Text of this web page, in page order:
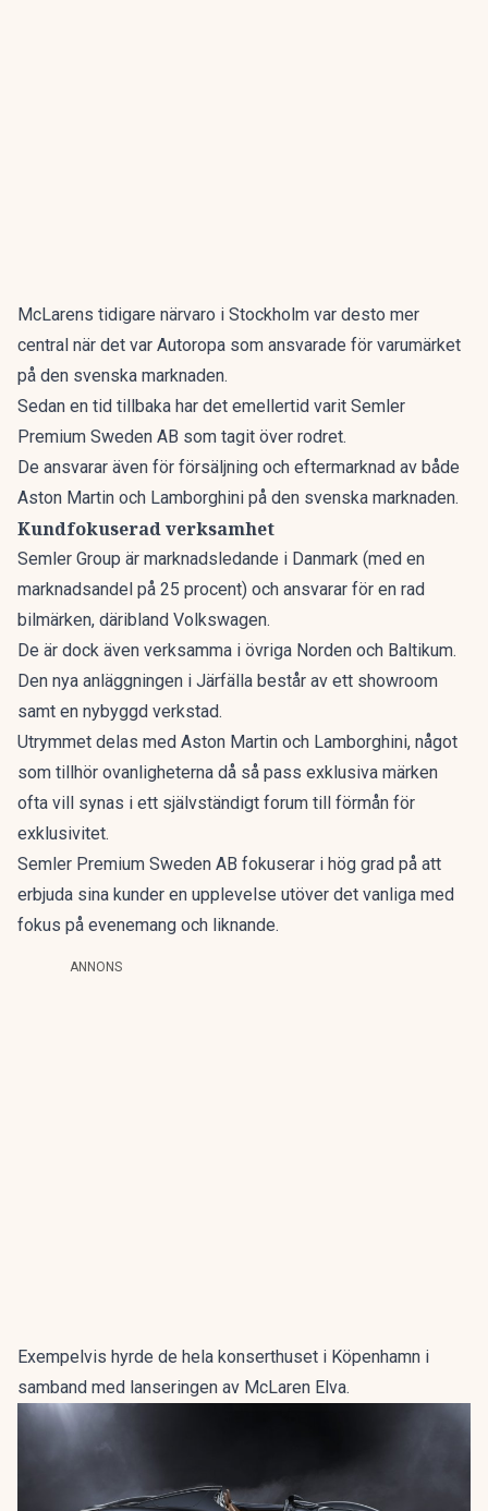
McLarens tidigare närvaro i Stockholm var desto mer
central när det var Autoropa som ansvarade för varumärket
på den svenska marknaden.
Sedan en tid tillbaka har det emellertid varit Semler
Premium Sweden AB som tagit över rodret.
De ansvarar även för försäljning och eftermarknad av både
Aston Martin och Lamborghini på den svenska marknaden.
Kundfokuserad verksamhet
Semler Group är marknadsledande i Danmark (med en
marknadsandel på 25 procent) och ansvarar för en rad
bilmärken, däribland Volkswagen.
De är dock även verksamma i övriga Norden och Baltikum.
Den nya anläggningen i Järfälla består av ett showroom
samt en nybyggd verkstad.
Utrymmet delas med Aston Martin och Lamborghini, något
som tillhör ovanligheterna då så pass exklusiva märken
ofta vill synas i ett självständigt forum till förmån för
exklusivitet.
Semler Premium Sweden AB fokuserar i hög grad på att
erbjuda sina kunder en upplevelse utöver det vanliga med
fokus på evenemang och liknande.
ANNONS
Exempelvis hyrde de hela konserthuset i Köpenhamn i
samband med lanseringen av McLaren Elva.